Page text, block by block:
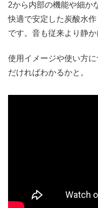
2から内部の機能や細か
快適で安定した炭酸水
です。音も従来より静か
使用イメージや使い方
だければわかるかと。